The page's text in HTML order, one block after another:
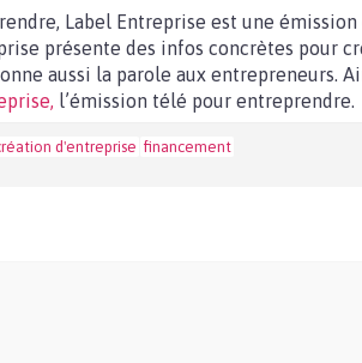
Label Entreprise est une
présente des infos concrètes pour
aussi la parole aux entrepreneurs.
l’émission télé pour entreprendre.
d'entreprise financement